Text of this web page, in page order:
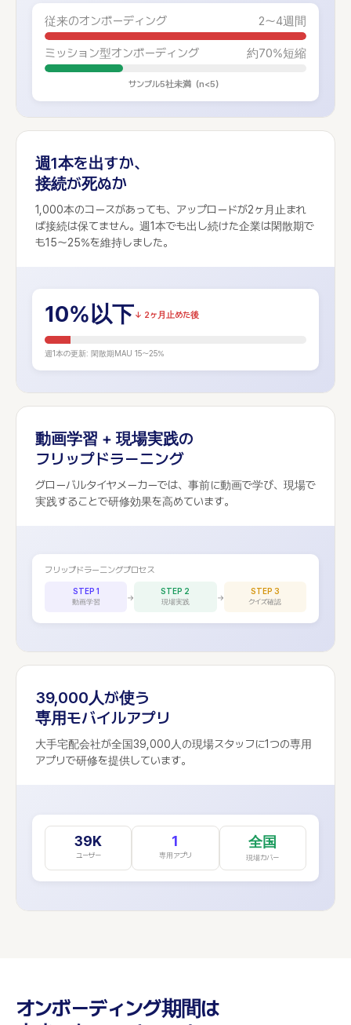
従来のオンボーディング 2〜4週間
ミッション型オンボーディング 約70%短縮
サンプル5社未満（n<5）
週1本を出すか、
接続が死ぬか
1,000本のコースがあっても、アップロードが2ヶ月止まれ
ば接続は保てません。週1本でも出し続けた企業は閑散期で
も15〜25%を維持しました。
10%以下↓ 2ヶ月止めた後
週1本の更新: 閑散期MAU 15〜25%
動画学習 + 現場実践の
フリップドラーニング
グローバルタイヤメーカーでは、事前に動画で学び、現場で
実践することで研修効果を高めています。
フリップドラーニングプロセス
STEP 1
動画学習 →
STEP 2
現場実践 →
STEP 3
クイズ確認
39,000人が使う
専用モバイルアプリ
大手宅配会社が全国39,000人の現場スタッフに1つの専用
アプリで研修を提供しています。
39K
ユーザー
1
専用アプリ
全国
現場カバー
オンボーディング期間は